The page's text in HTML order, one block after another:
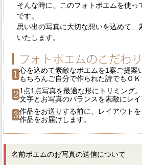
そんな時に、このフォトポエムを使っ
です。
思い出の写真に大切な想いを込めて、
いたします。
心を込めて素敵なポエムを1案ご提案
もちろんご自分で作られた詩でもＯＫ
1点1点写真を最適な形にトリミング。
文字とお写真のバランスを素敵にレイ
作品をお送りする前に、レイアウト
作品をお届けします。
名前ポエムのお写真の送信について